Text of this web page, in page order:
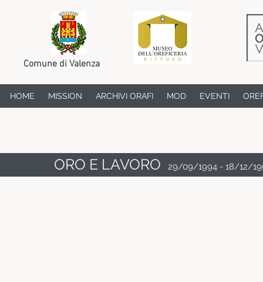
Comune di Valenza
HOME MISSION ARCHIVI ORAFI MOD EVENTI
ORO E LAVORO 29/09/1994 - 18/12/